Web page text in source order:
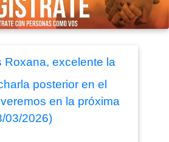
Roxana, excelente la
posterior en el
en la próxima
03/2026)